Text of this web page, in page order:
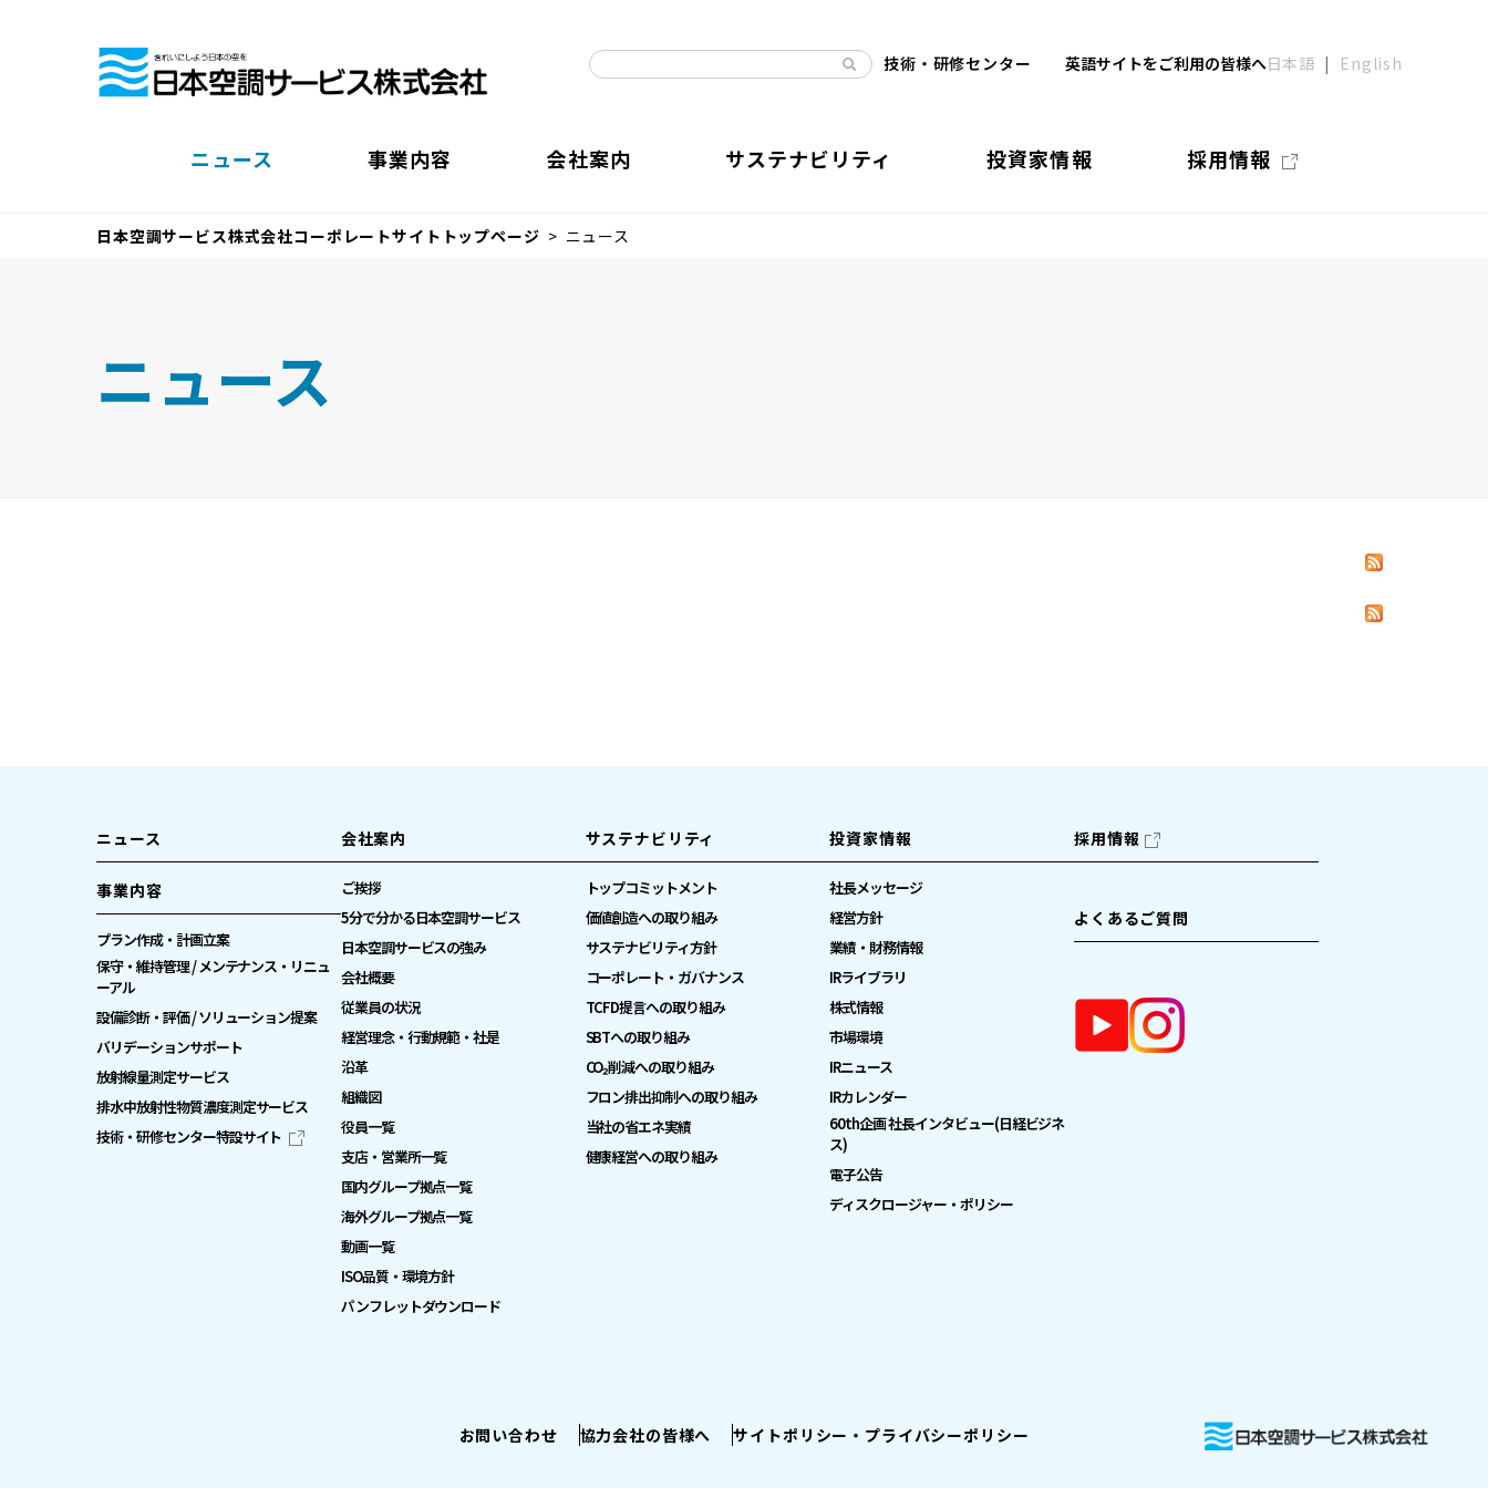
技術・研修センター 英語サイトをご利用の皆様へ日本語 English
ニュース 事業内容 会社案内 サステナビリティ 投資家情報 採用情報
日本空調サービス株式会社コーポレートサイトトップページ ニュース
ニュース
ニュース
事業内容
プラン作成・計画立案
保守・維持管理 / メンテナンス・リニュ
ーアル
設備診断・評価 / ソリューション提案
バリデーションサポート
放射線量測定サービス
排水中放射性物質濃度測定サービス
技術・研修センター特設サイト
会社案内
ご挨拶
5分で分かる日本空調サービス
日本空調サービスの強み
会社概要
従業員の状況
経営理念・行動規範・社是
沿革
組織図
役員一覧
支店・営業所一覧
国内グループ拠点一覧
海外グループ拠点一覧
動画一覧
ISO品質・環境方針
パンフレットダウンロード
サステナビリティ
トップコミットメント
価値創造への取り組み
サステナビリティ方針
コーポレート・ガバナンス
TCFD提言への取り組み
SBTへの取り組み
CO₂削減への取り組み
フロン排出抑制への取り組み
当社の省エネ実績
健康経営への取り組み
投資家情報
社長メッセージ
経営方針
業績・財務情報
IRライブラリ
株式情報
市場環境
IRニュース
IRカレンダー
60th企画 社長インタビュー(日経ビジネ
ス)
電子公告
ディスクロージャー・ポリシー
採用情報
よくあるご質問
お問い合わせ 協力会社の皆様へ サイトポリシー・プライバシーポリシー